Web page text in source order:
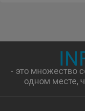
- это множество
одном месте,